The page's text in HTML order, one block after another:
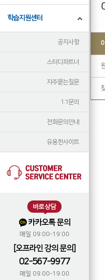
학습지원센터
공지사항
스터디파트너
자주묻는질문
1:1문의
전화문의안내
유용한사이트
바로상담
카카오톡 문의
매일 09:00-19:00
[오프라인 강의 문의]
02-567-9977
매일 09:00-19:00
정